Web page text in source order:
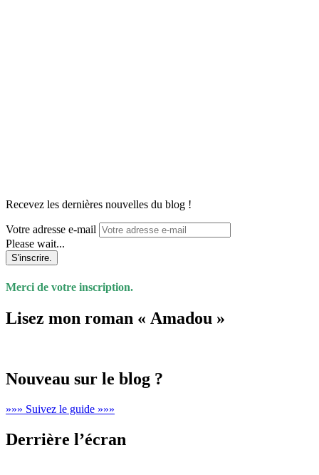
Recevez les dernières nouvelles du blog !
Votre adresse e-mail
Please wait...
S'inscrire.
Merci de votre inscription.
Lisez mon roman « Amadou »
Nouveau sur le blog ?
»»» Suivez le guide »»»
Derrière l’écran